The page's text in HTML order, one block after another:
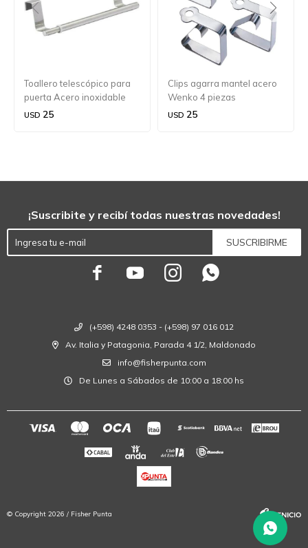
Toallero telescópico para
puerta Acero inoxidable
Wenko
USD 25
Clips agarra mantel acero
Wenko 4 piezas
USD 25
(+598) 4248 0353 - (+598) 97 016 012
Av. Italia y Patagonia, Parada 4 1/2, Maldonado
info@fisherpunta.com
De Lunes a Sábados de 10:00 a 18:00 hs
¡Suscribite y recibí todas nuestras novedades!
SUSCRIBIRME
   
© Copyright 2026 / Fisher Punta